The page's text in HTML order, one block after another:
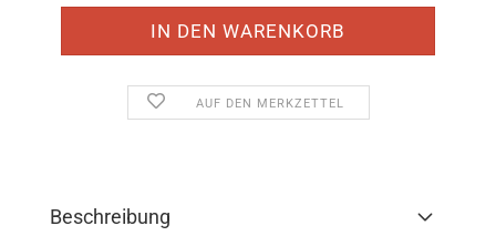
AUF DEN MERKZETTEL
Beschreibung